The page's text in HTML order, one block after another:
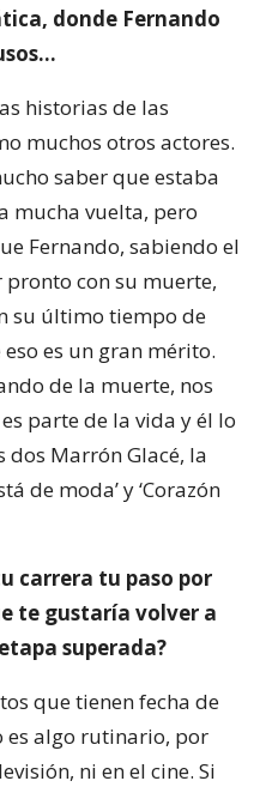
donde Fernando
historias de las
muchos otros actores.
saber que estaba
mucha vuelta, pero
Fernando, sabiendo el
con su muerte,
su último tiempo de
es un gran mérito.
de la muerte, nos
parte de la vida y él lo
dos Marrón Glacé, la
de moda’ y ‘Corazón
carrera tu paso por
te gustaría volver a
superada?
que tienen fecha de
es algo rutinario, por
ni en el cine. Si